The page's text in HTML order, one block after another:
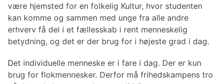
være hjemsted for en folkelig Kultur, hvor studenten
kan komme og sammen med unge fra alle andre
erhverv få del i et fællesskab i rent menneskelig
betydning, og det er der brug for i højeste grad i dag.
Ꭰet individuelle menneske er i fare i dag. Der er kun
brug for flokmennesker. Derfor må frihedskampens tro